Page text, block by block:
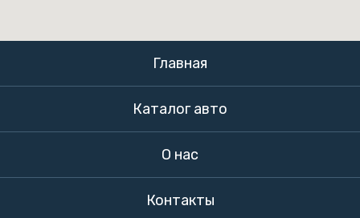
Главная
Каталог авто
О нас
Контакты